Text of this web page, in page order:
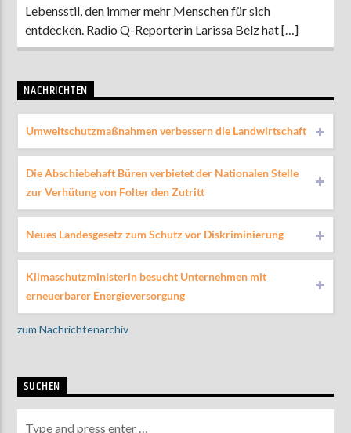
Lebensstil, den immer mehr Menschen für sich
entdecken. Radio Q-Reporterin Larissa Belz hat […]
NACHRICHTEN
Umweltschutzmaßnahmen verbessern die Landwirtschaft
Die Abschiebehaft Büren verbietet der Nationalen Stelle
zur Verhütung von Folter den Zutritt
Neues Landesgesetz zum Schutz vor Diskriminierung
Klimaschutzministerin besucht Unternehmen mit
erneuerbarer Energieversorgung
zum Nachrichtenarchiv
SUCHEN